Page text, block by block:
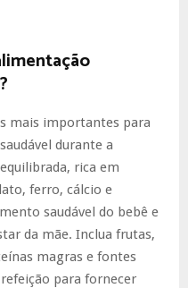
mais importantes para
durante a
rica em
ferro, cálcio e
saudável do bebê e
da mãe. Inclua frutas,
magras e fontes
para fornecer